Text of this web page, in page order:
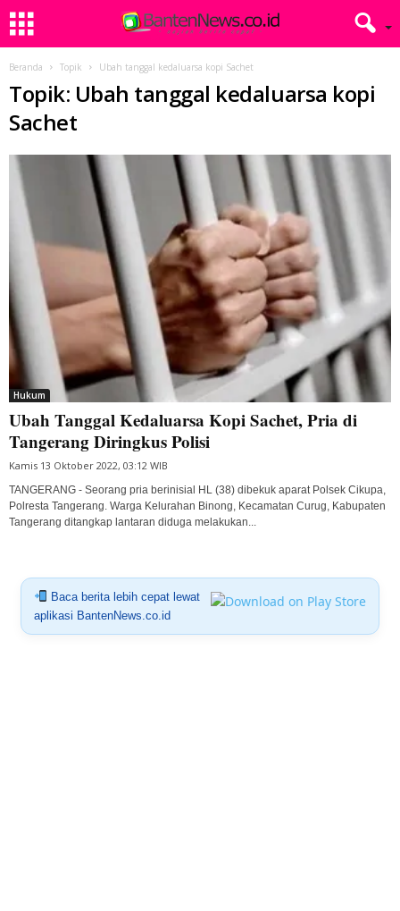
Beranda Topik Ubah tanggal kedaluarsa kopi Sachet
Topik: Ubah tanggal kedaluarsa kopi
Sachet
Hukum
Ubah Tanggal Kedaluarsa Kopi Sachet, Pria di
Tangerang Diringkus Polisi
Kamis 13 Oktober 2022, 03:12 WIB
TANGERANG - Seorang pria berinisial HL (38) dibekuk aparat Polsek Cikupa,
Polresta Tangerang. Warga Kelurahan Binong, Kecamatan Curug, Kabupaten
Tangerang ditangkap lantaran diduga melakukan...
Baca berita lebih cepat lewat
aplikasi BantenNews.co.id